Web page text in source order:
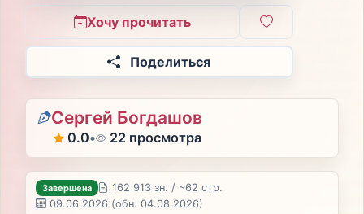
Хочу прочитать
Поделиться
Сергей Богдашов
0.0• 22 просмотра
Завершена
162 913 зн. / ~62 стр.
09.06.2026 (обн. 04.08.2026)